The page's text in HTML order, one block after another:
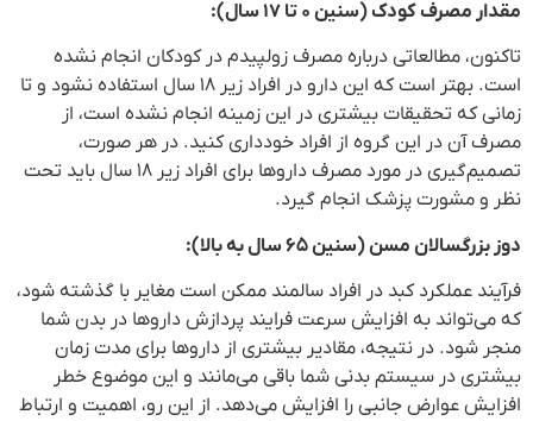
مقدار مصرف کودک (سنین ۰ تا ۱۷ سال):
تاکنون، مطالعاتی درباره مصرف زولپیدم در کودکان انجام نشده
است. بهتر است که این دارو در افراد زیر ۱۸ سال استفاده نشود و تا
زمانی که تحقیقات بیشتری در این زمینه انجام نشده است، از
مصرف آن در این گروه از افراد خودداری کنید. در هر صورت،
تصمیم‌گیری در مورد مصرف داروها برای افراد زیر ۱۸ سال باید تحت
نظر و مشورت پزشک انجام گیرد.
دوز بزرگسالان مسن (سنین ۶۵ سال به بالا):
فرآیند عملکرد کبد در افراد سالمند ممکن است مغایر با گذشته شود،
که می‌تواند به افزایش سرعت فرایند پردازش داروها در بدن شما
منجر شود. در نتیجه، مقادیر بیشتری از داروها برای مدت زمان
بیشتری در سیستم بدنی شما باقی می‌مانند و این موضوع خطر
افزایش عوارض جانبی را افزایش می‌دهد. از این رو، اهمیت و ارتباط